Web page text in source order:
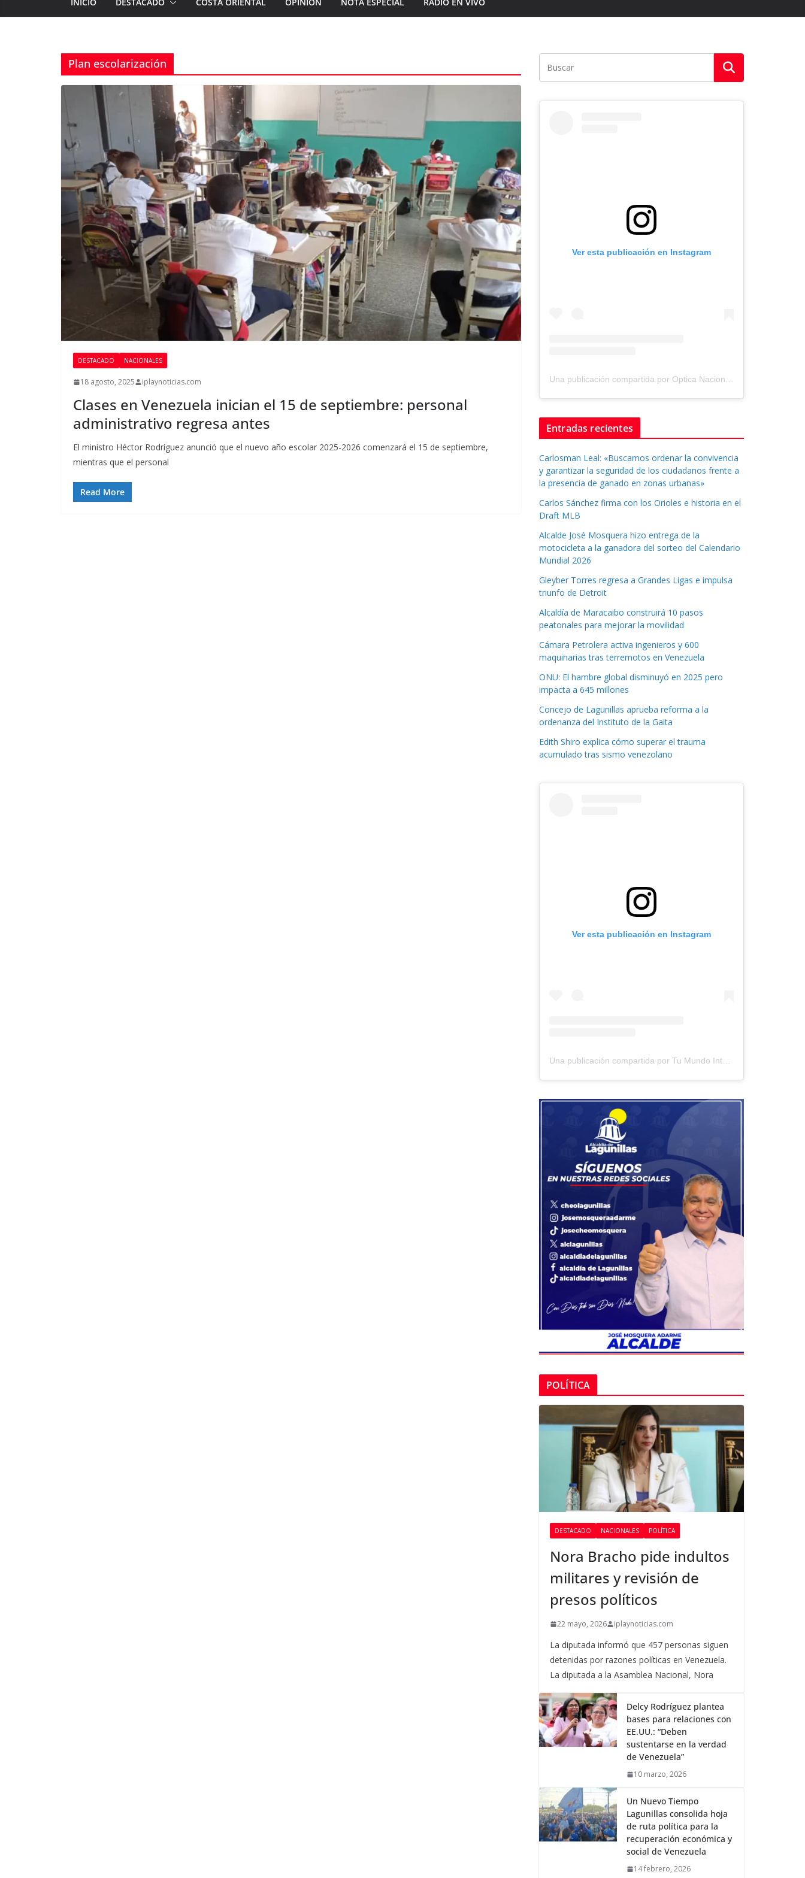
Plan escolarización
DESTACADO NACIONALES
18 agosto, 2025 iplaynoticias.com
Clases en Venezuela inician el 15 de septiembre: personal
administrativo regresa antes
El ministro Héctor Rodríguez anunció que el nuevo año escolar 2025-2026 comenzará el 15 de septiembre,
mientras que el personal
Read More
Ver esta publicación en Instagram
Una publicación compartida por Optica Nacional ® (@tuopticanacional)
Entradas recientes
Carlosman Leal: «Buscamos ordenar la convivencia
y garantizar la seguridad de los ciudadanos frente a
la presencia de ganado en zonas urbanas»
Carlos Sánchez firma con los Orioles e historia en el
Draft MLB
Alcalde José Mosquera hizo entrega de la
motocicleta a la ganadora del sorteo del Calendario
Mundial 2026
Gleyber Torres regresa a Grandes Ligas e impulsa
triunfo de Detroit
Alcaldía de Maracaibo construirá 10 pasos
peatonales para mejorar la movilidad
Cámara Petrolera activa ingenieros y 600
maquinarias tras terremotos en Venezuela
ONU: El hambre global disminuyó en 2025 pero
impacta a 645 millones
Concejo de Lagunillas aprueba reforma a la
ordenanza del Instituto de la Gaita
Edith Shiro explica cómo superar el trauma
acumulado tras sismo venezolano
Ver esta publicación en Instagram
Una publicación compartida por Tu Mundo Inter (@tumundointer)
POLÍTICA
DESTACADO NACIONALES POLÍTICA
Nora Bracho pide indultos
militares y revisión de
presos políticos
22 mayo, 2026 iplaynoticias.com
La diputada informó que 457 personas siguen
detenidas por razones políticas en Venezuela.
La diputada a la Asamblea Nacional, Nora
Delcy Rodríguez plantea
bases para relaciones con
EE.UU.: “Deben
sustentarse en la verdad
de Venezuela”
10 marzo, 2026
Un Nuevo Tiempo
Lagunillas consolida hoja
de ruta política para la
recuperación económica y
social de Venezuela
14 febrero, 2026